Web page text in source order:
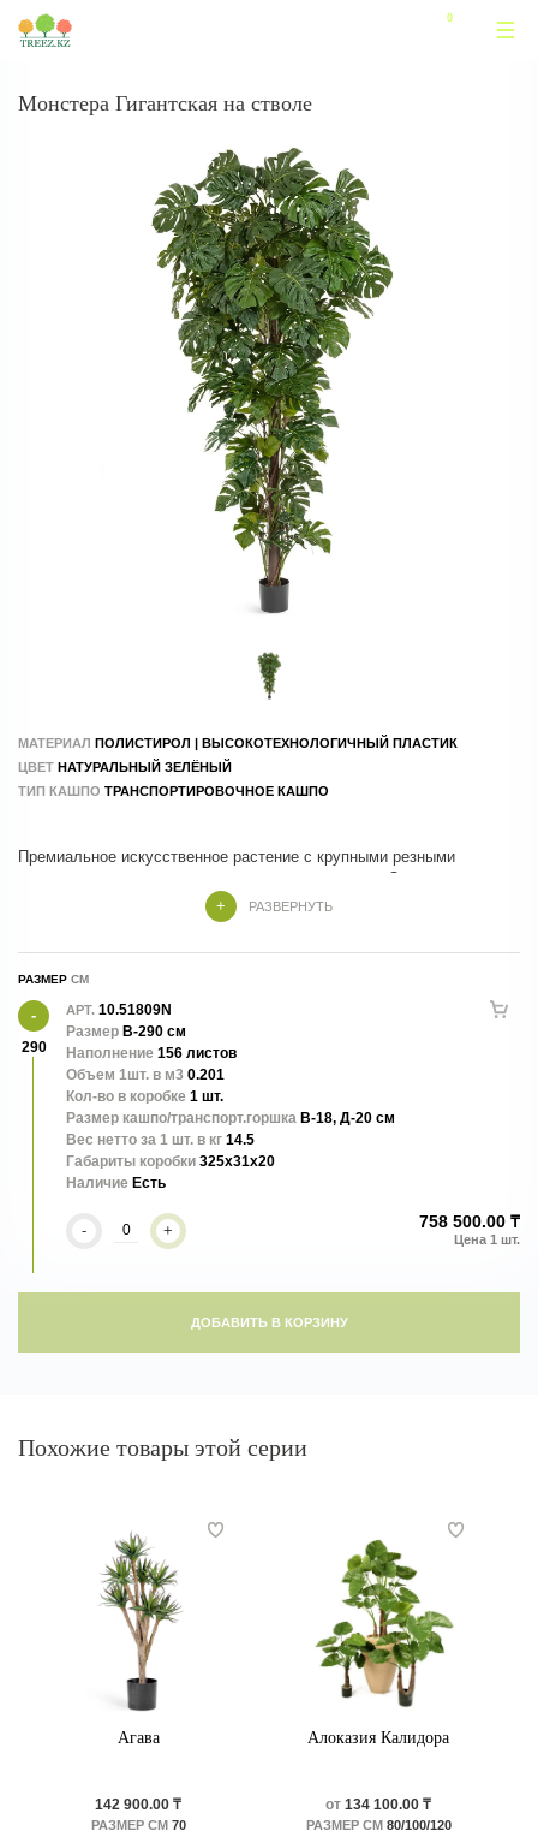
Монстера Гигантская на стволе
МАТЕРИАЛ ПОЛИСТИРОЛ | ВЫСОКОТЕХНОЛОГИЧНЫЙ ПЛАСТИК
ЦВЕТ НАТУРАЛЬНЫЙ ЗЕЛЁНЫЙ
ТИП КАШПО ТРАНСПОРТИРОВОЧНОЕ КАШПО
Премиальное искусственное растение с крупными резными
листьями и натуральным декоративным стволом. Отличается
высокой реалистичностью и качеством исполнения, идеально
подходит для оформления жилых и коммерческих интерьеров. Не
РАЗВЕРНУТЬ
РАЗМЕР
290
АРТ. 10.51809N
Размер В-290 см
Наполнение 156 листов
Объем 1шт. в м3 0.201
Кол-во в коробке 1 шт.
Размер кашпо/транспорт.горшка В-18, Д-20 см
Вес нетто за 1 шт. в кг 14.5
Габариты коробки 325x31x20
Наличие Есть
- + 758 500.00 ₸
ДОБАВИТЬ В КОРЗИНУ
Похожие товары этой серии
Агава
142 900.00 ₸
РАЗМЕР СМ70
Алоказия Калидора
от 134 100.00 ₸
РАЗМЕР СМ80/100/120